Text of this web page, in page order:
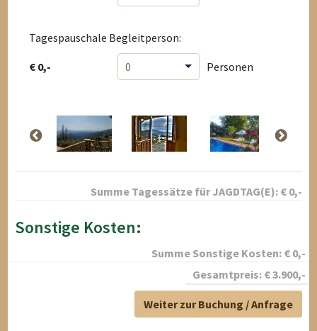
Tagespauschale Begleitperson:
€ 0,- 0 Personen
Summe Tagessätze fürJAGDTAG(E): € 0,-
Sonstige Kosten:
Summe Sonstige Kosten: € 0,-
Gesamtpreis: €3.900,-
Weiter zur Buchung / Anfrage